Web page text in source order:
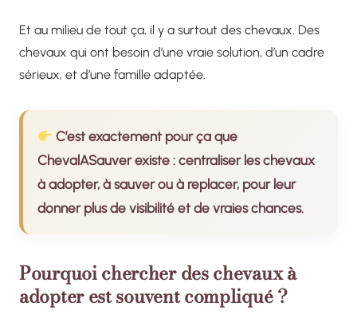
Et au milieu de tout ça, il y a surtout des chevaux. Des
chevaux qui ont besoin d’une vraie solution, d’un cadre
sérieux, et d’une famille adaptée.
C’est exactement pour ça que
ChevalASauver existe : centraliser les chevaux
à adopter, à sauver ou à replacer, pour leur
donner plus de visibilité et de vraies chances.
Pourquoi chercher des chevaux à
adopter est souvent compliqué ?